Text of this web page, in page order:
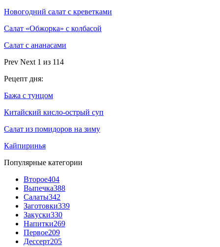
Новогодний салат с креветками
Салат «Обжорка» с колбасой
Салат с ананасами
Prev Next 1 из 114
Рецепт дня:
Бажа с тунцом
Китайский кисло-острый суп
Салат из помидоров на зиму
Кайпиринья
Популярные категории
Второе404
Выпечка388
Салаты342
Заготовки339
Закуски330
Напитки269
Первое209
Дессерт205